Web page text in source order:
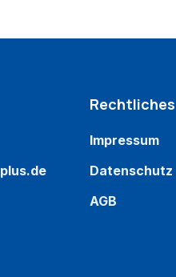
Rechtliches
Impressum
Datenschutz
AGB